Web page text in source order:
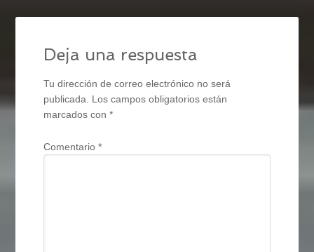
Deja una respuesta
Tu dirección de correo electrónico no será
publicada.
Los campos obligatorios están
marcados con*
Comentario*